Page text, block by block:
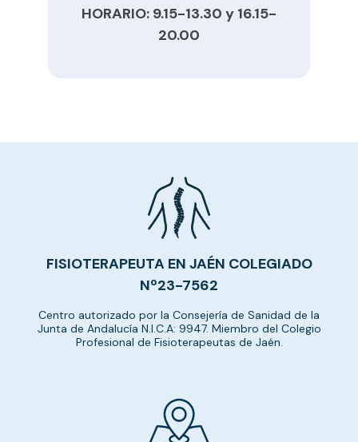
HORARIO: 9.15-13.30 y 16.15-
20.00
FISIOTERAPEUTA EN JAÉN COLEGIADO
Nº23-7562
Centro autorizado por la Consejería de Sanidad de la
Junta de Andalucía N.I.C.A: 9947. Miembro del Colegio
Profesional de Fisioterapeutas de Jaén.